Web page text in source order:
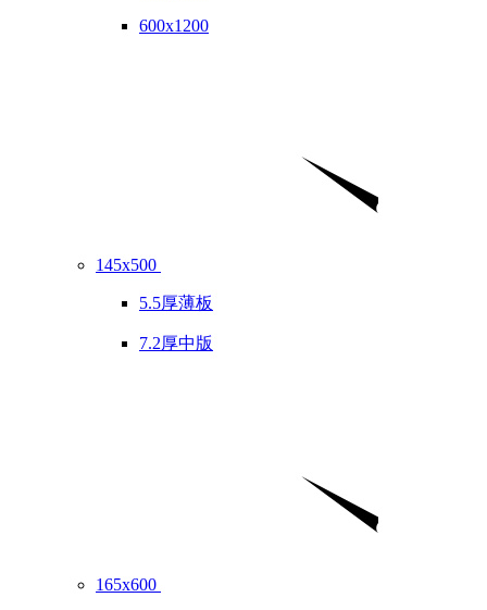
600x1200
145x500
5.5厚薄板
7.2厚中版
165x600